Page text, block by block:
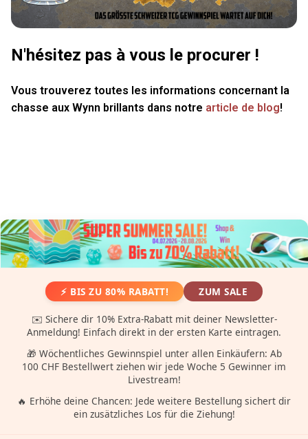
N'hésitez pas à vous le procurer !
Vous trouverez toutes les informations concernant la
chasse aux Wynn brillants dans notre article de blog!
⚡ BIS ZU 80% RABATT! ZUM SALE
✉️ Sichere dir 10% Extra-Rabatt mit deiner Newsletter-
Anmeldung! Einfach direkt in der ersten Karte eintragen.
🎁 Wöchentliches Gewinnspiel unter allen Einkäufern: Ab
100 CHF Bestellwert ziehen wir jede Woche 5 Gewinner im
Livestream!
🔥 Erhöhe deine Chancen: Jede weitere Bestellung sichert dir
ein zusätzliches Los für die Ziehung!